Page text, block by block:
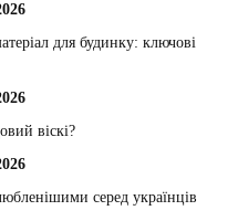
для будинку: ключові
віскі?
серед українців